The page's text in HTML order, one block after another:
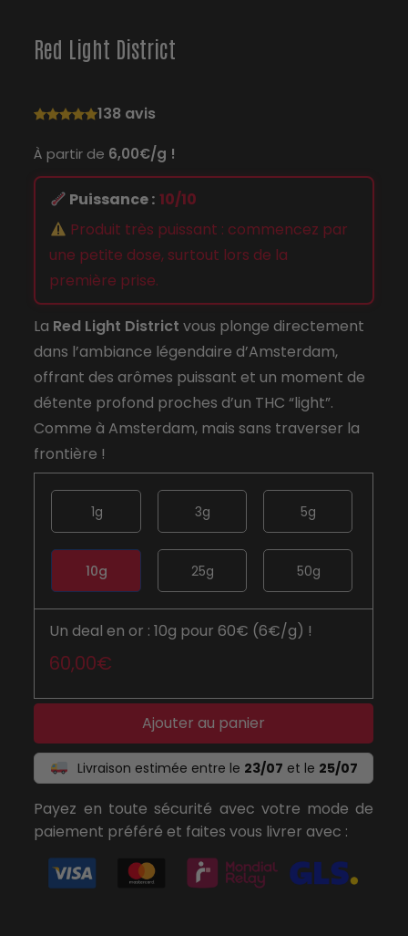
Red Light District
138 avis
À partir de 6,00€/g !
Puissance : 10/10
Produit très puissant : commencez par
une petite dose, surtout lors de la
première prise.
La Red Light District vous plonge directement
dans l’ambiance légendaire d’Amsterdam,
offrant des arômes puissant et un moment de
détente profond proches d’un THC “light”.
Comme à Amsterdam, mais sans traverser la
frontière !
1g 3g 5g
10g 25g 50g
Un deal en or : 10g pour 60€ (6€/g) !
60,00€
Ajouter au panier
Livraison estimée entre le 23/07 et le 25/07
Payez en toute sécurité avec votre mode de
paiement préféré et faites vous livrer avec :